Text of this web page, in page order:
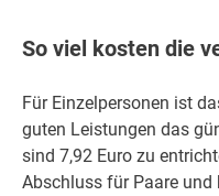
So viel kosten die
Für Einzelpersonen ist
guten Leistungen das
sind 7,92 Euro zu
Abschluss für Paare